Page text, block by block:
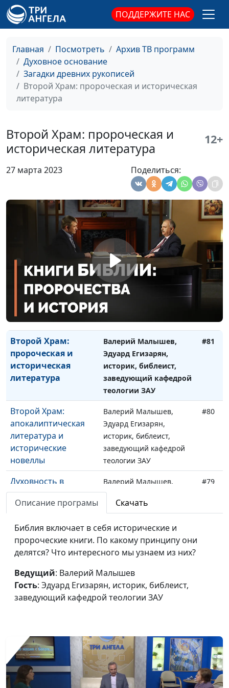
ПОДДЕРЖИТЕ НАС
Главная Посмотреть
Архив ТВ программ
Духовное основание
Загадки древних рукописей
Второй Храм: пророческая и историческая
литература
Второй Храм: пророческая и
историческая литература
12+
27 марта 2023 Поделиться:
политические
группы времен
Нового Завета
историк, библеист,
заведующий кафедрой
Переводы
Священного
Писания
Валерий Малышев,
Эдуард Егизарян,
историк, библеист,
Подготовка Божьего
народа к приходу
Мессии
Валерий Малышев,
Эдуард Егизарян,
историк, библеист,
заведующий кафедрой
теологии ЗАУ
Политическая
история Иудеи в
период Второго
Валерий Малышев,
Эдуард Егизарян,
историк, библеист,
заведующий кафедрой
теологии ЗАУ
#83
Ожидание Мессии в
период Второго
Храма
Валерий Малышев,
Эдуард Егизарян,
историк, библеист,
заведующий кафедрой
теологии ЗАУ
#82
Второй Храм:
пророческая и
историческая
литература
Валерий Малышев,
Эдуард Егизарян,
историк, библеист,
заведующий кафедрой
теологии ЗАУ
#81
Второй Храм:
апокалиптическая
литература и
исторические
новеллы
Валерий Малышев,
Эдуард Егизарян,
историк, библеист,
заведующий кафедрой
теологии ЗАУ
#80
Духовность в
древнем Израиле и
сегодня
Валерий Малышев,
Эдуард Егизарян,
историк, библеист,
теологии ЗАУ
#79
Второй Храм:
понимании евреев
Валерий Малышев,
историк, библеист,
заведующий кафедрой
теологии ЗАУ
такое теократия?
историк, библеист,
заведующий кафедрой
теологии ЗАУ
Описание програмы Скачать
Библия включает в себя исторические и
пророческие книги. По какому принципу они
делятся? Что интересного мы узнаем из них?
Ведущий: Валерий Малышев
Гость: Эдуард Егизарян, историк, библеист,
заведующий кафедрой теологии ЗАУ